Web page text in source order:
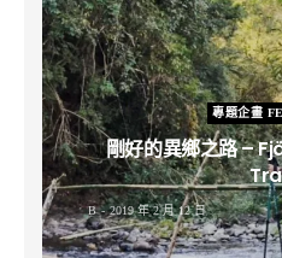
專題企畫
剛好的異鄉之路 –
B 2019 年 2 月 12 日